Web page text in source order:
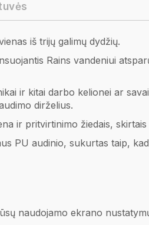
iš trijų galimų dydžių.
Rains vandeniui
ir kitai darbo kelionei ar
dirželius.
ir pritvirtinimo žiedais,
PU audinio, sukurtas taip,
naudojamo ekrano